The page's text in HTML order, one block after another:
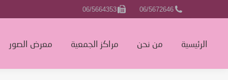
06/5672646
06/5664353
الرئيسية من نحن مراكز الجمعية معرض الصور